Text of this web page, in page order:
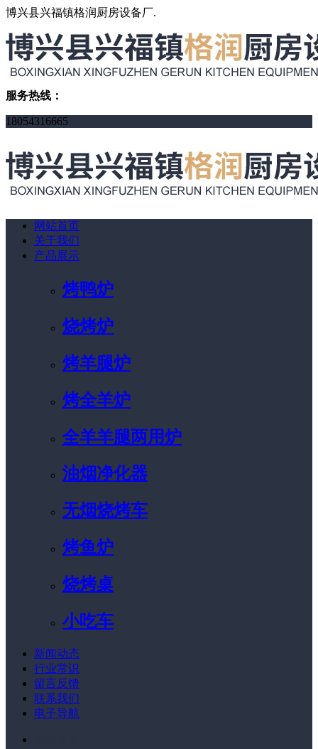
博兴县兴福镇格润厨房设备厂.
服务热线：
18054316665
网站首页
关于我们
产品展示
烤鸭炉
烧烤炉
烤羊腿炉
烤全羊炉
全羊羊腿两用炉
油烟净化器
无烟烧烤车
烤鱼炉
烧烤桌
小吃车
新闻动态
行业常识
留言反馈
联系我们
电子导航